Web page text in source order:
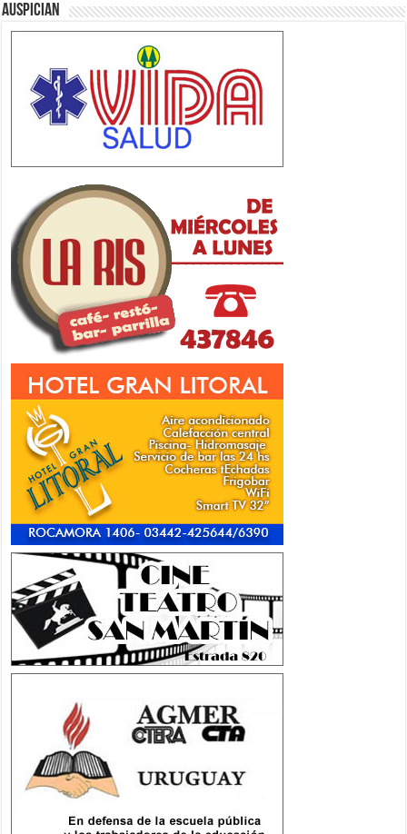
Auspician